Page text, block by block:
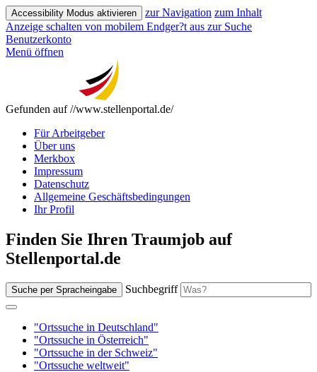
Accessibility Modus aktivieren zur Navigation zum Inhalt
Anzeige schalten von mobilem Endger?t aus zur Suche
Benutzerkonto
Menü öffnen
Gefunden auf //www.stellenportal.de/
Für Arbeitgeber
Über uns
Merkbox
Impressum
Datenschutz
Allgemeine Geschäftsbedingungen
Ihr Profil
Finden Sie Ihren Traumjob auf
Stellenportal.de
Suche per Spracheingabe Suchbegriff
"Ortssuche in Deutschland"
"Ortssuche in Österreich"
"Ortssuche in der Schweiz"
"Ortssuche weltweit"